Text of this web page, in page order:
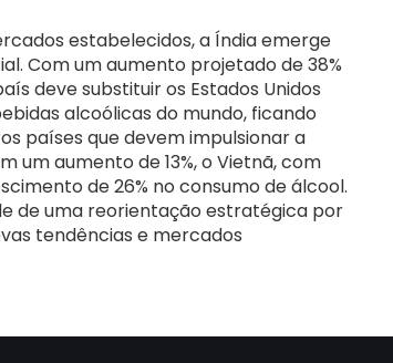
estabelecidos, a Índia emerge
Com um aumento projetado de 38%
deve substituir os Estados Unidos
alcoólicas do mundo, ficando
países que devem impulsionar a
um aumento de 13%, o Vietnã, com
de 26% no consumo de álcool.
de uma reorientação estratégica por
tendências e mercados